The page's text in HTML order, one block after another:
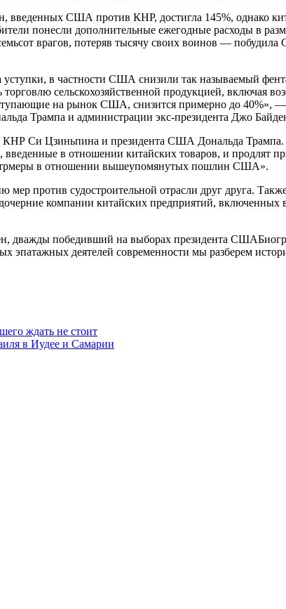
введенных США против КНР, достигла 145%, однако
понесли дополнительные ежегодные расходы в
врагов, потеряв тысячу своих воинов —
в частности США снизили так называемый
торговлю сельскохозяйственной продукцией, включая
на рынок США, снизится примерно до
Трампа и администрации экс-президента Джо
КНР Си Цзиньпина и президента США Дональда
в отношении китайских товаров, и продлят
в отношении вышеупомянутых пошлин США».
против судостроительной отрасли друг друга.
компании китайских предприятий,
дважды победивший на выборах президента
деятелей современности мы разберем
ждать не стоит
в Иудее и Самарии